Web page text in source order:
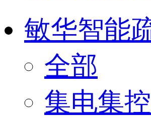
敏华智能
全部
集电集